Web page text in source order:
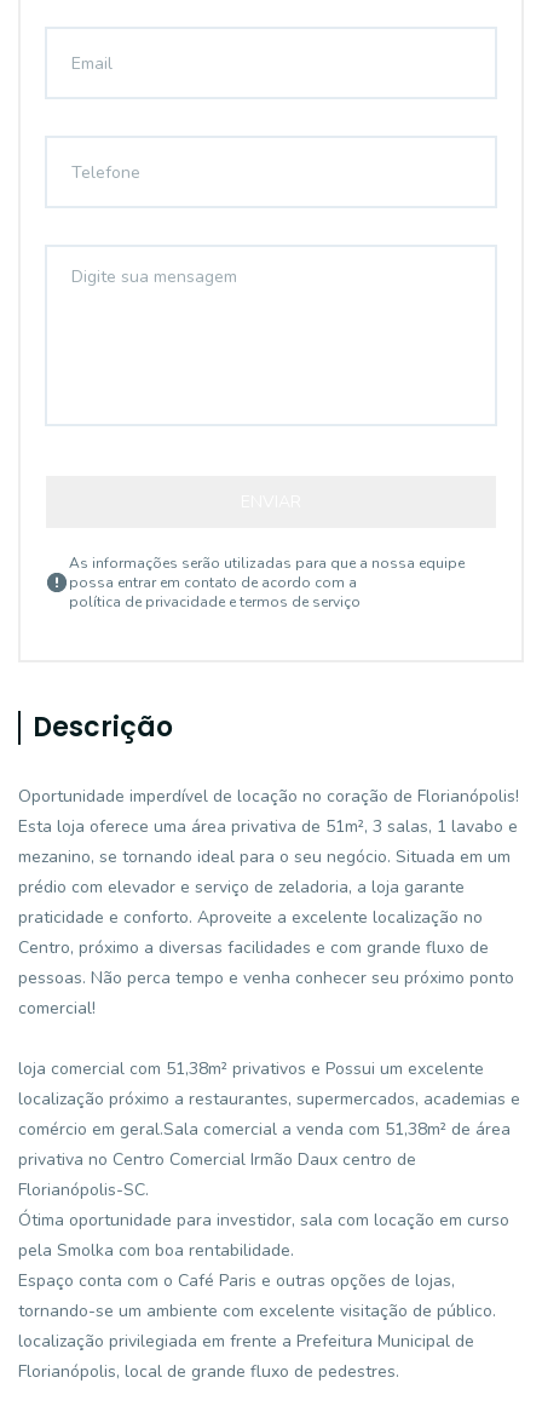
As informações serão utilizadas para que a nossa equipe
possa entrar em contato de acordo com a
política de privacidade e termos de serviço
Descrição
Oportunidade imperdível de locação no coração de Florianópolis!
Esta loja oferece uma área privativa de 51m², 3 salas, 1 lavabo e
mezanino, se tornando ideal para o seu negócio. Situada em um
prédio com elevador e serviço de zeladoria, a loja garante
praticidade e conforto. Aproveite a excelente localização no
Centro, próximo a diversas facilidades e com grande fluxo de
pessoas. Não perca tempo e venha conhecer seu próximo ponto
comercial!
loja comercial com 51,38m² privativos e Possui um excelente
localização próximo a restaurantes, supermercados, academias e
comércio em geral.Sala comercial a venda com 51,38m² de área
privativa no Centro Comercial Irmão Daux centro de
Florianópolis-SC.
Ótima oportunidade para investidor, sala com locação em curso
pela Smolka com boa rentabilidade.
Espaço conta com o Café Paris e outras opções de lojas,
tornando-se um ambiente com excelente visitação de público.
localização privilegiada em frente a Prefeitura Municipal de
Florianópolis, local de grande fluxo de pedestres.